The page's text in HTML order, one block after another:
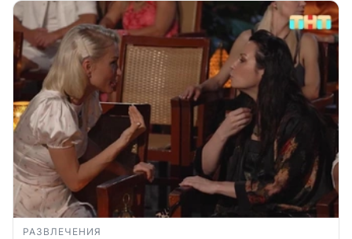
РАЗВЛЕЧЕНИЯ